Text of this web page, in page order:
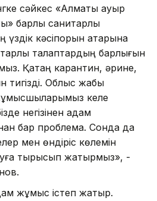
сәйкес «Алматы ауыр
барлық санитарлық
үздік кәсіпорын қатарына
талаптардың барлығын
Қатаң карантин, әрине,
тигізді. Облыс жабық
келе
негізінен адам
бар проблема. Сонда да
мен өндіріс көлемін
тырысып жатырмыз», -
жұмыс істеп жатыр.